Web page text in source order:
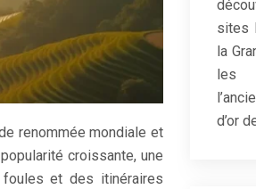
renommée mondiale et
croissante, une
et des itinéraires
sites
la
les
d’or